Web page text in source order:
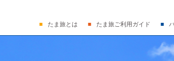
たま旅とは たま旅ご利用ガイド